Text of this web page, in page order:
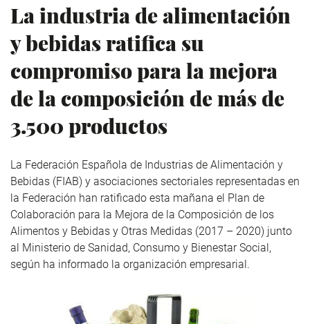
La industria de alimentación
y bebidas ratifica su
compromiso para la mejora
de la composición de más de
3.500 productos
La Federación Española de Industrias de Alimentación y
Bebidas (FIAB) y asociaciones sectoriales representadas en
la Federación han ratificado esta mañana el Plan de
Colaboración para la Mejora de la Composición de los
Alimentos y Bebidas y Otras Medidas (2017 – 2020) junto
al Ministerio de Sanidad, Consumo y Bienestar Social,
según ha informado la organización empresarial.